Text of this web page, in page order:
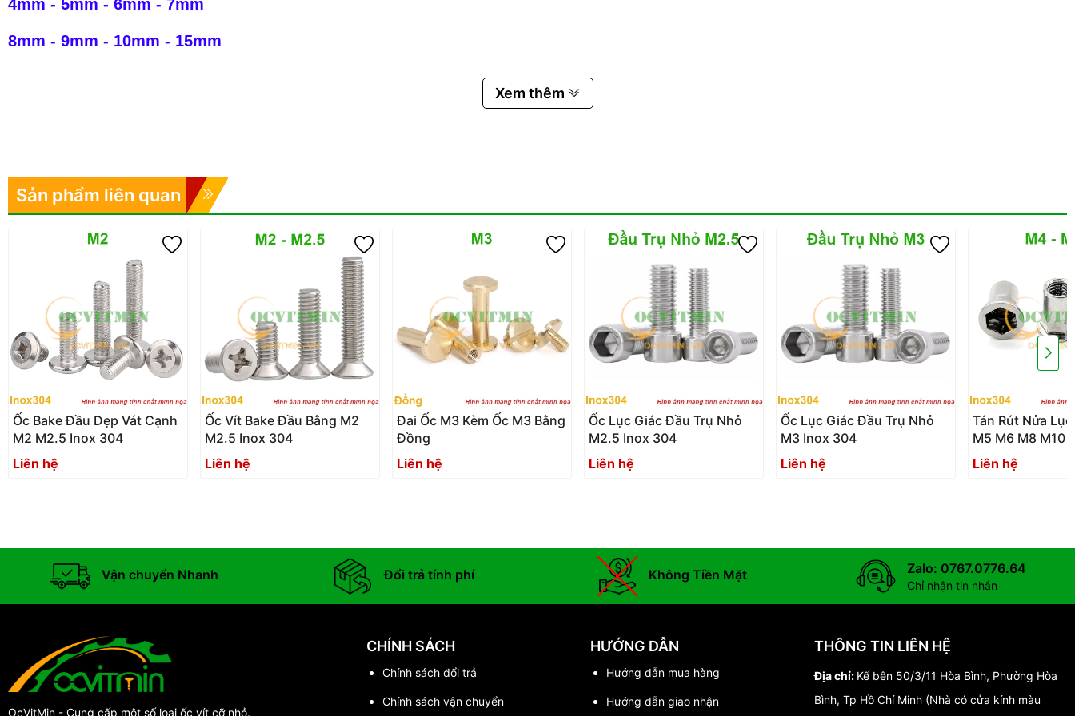
4mm - 5mm - 6mm - 7mm
8mm - 9mm - 10mm - 15mm
Xem thêm
Sản phẩm liên quan
Ốc Bake Đầu Dẹp Vát Cạnh
M2 M2.5 Inox 304
Liên hệ
Ốc Vít Bake Đầu Bằng M2
M2.5 Inox 304
Liên hệ
Đai Ốc M3 Kèm Ốc M3 Bằng
Đồng
Liên hệ
Ốc Lục Giác Đầu Trụ Nhỏ
M2.5 Inox 304
Liên hệ
Ốc Lục Giác Đầu Trụ Nhỏ
M3 Inox 304
Liên hệ
Tán Rút Nửa
M5 M6 M8 M10
Inox304
Liên hệ
Vận chuyển Nhanh Đổi trả tính phí Không Tiền Mặt Zalo: 0767.0776.64
Chỉ nhận tin nhắn
OcVitMin - Cung cấp một số loại ốc vít cỡ nhỏ.
CHÍNH SÁCH
Chính sách đổi trả
Chính sách vận chuyển
HƯỚNG DẪN
Hướng dẫn mua hàng
Hướng dẫn giao nhận
THÔNG TIN LIÊN HỆ
Địa chỉ: Kế bên 50/3/11 Hòa Bình, Phường Hòa
Bình, Tp Hồ Chí Minh (Nhà có cửa kính màu